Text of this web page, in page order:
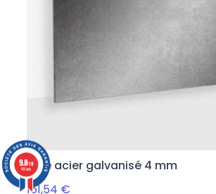
Tôle acier galvanisé 4 mm
151,54 €
9.8/10
48 avis